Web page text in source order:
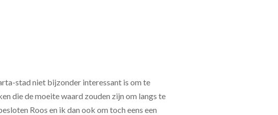
stad niet bijzonder interessant is om te
die de moeite waard zouden zijn om langs te
Roos en ik dan ook om toch eens een